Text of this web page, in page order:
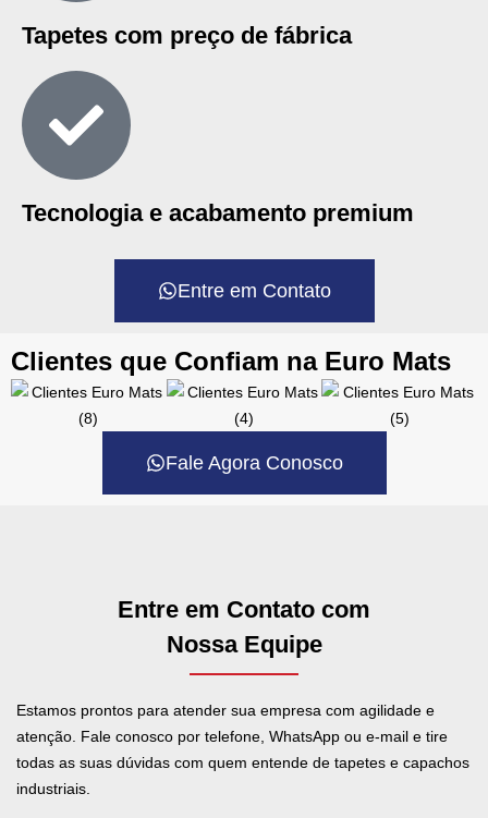
Tapetes com preço de fábrica
Tecnologia e acabamento premium
Entre em Contato
Clientes que Confiam na Euro Mats
Fale Agora Conosco
Entre em Contato com
Nossa Equipe
Estamos prontos para atender sua empresa com agilidade e
atenção. Fale conosco por telefone, WhatsApp ou e-mail e tire
todas as suas dúvidas com quem entende de tapetes e capachos
industriais.